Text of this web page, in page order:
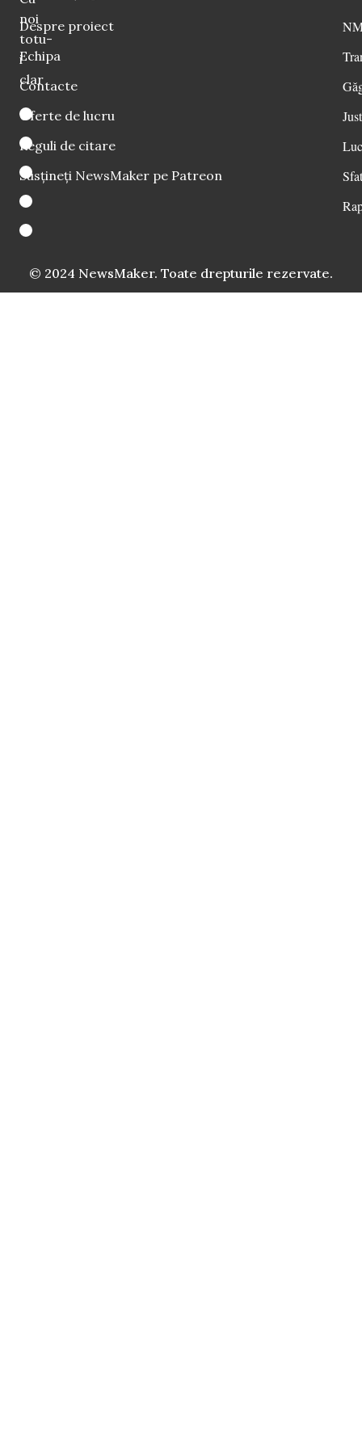
noi
totu-
i
clar
Despre proiect
Echipa
Contacte
Oferte de lucru
Reguli de citare
Susțineți NewsMaker pe Patreon
© 2024 NewsMaker. Toate drepturile rezervate.